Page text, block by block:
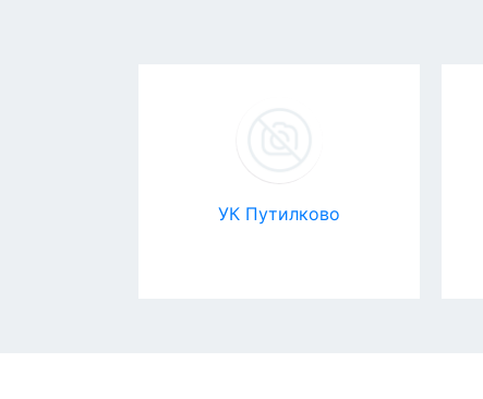
УК Путилково